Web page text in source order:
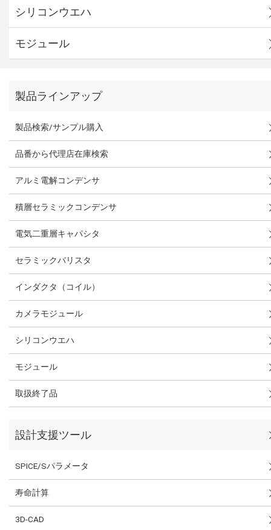
シリコンウエハ
モジュール
製品ラインアップ
製品検索/サンプル購入
品番から代理店在庫検索
アルミ電解コンデンサ
積層セラミックコンデンサ
電気二重層キャパシタ
セラミックバリスタ
インダクタ（コイル）
カメラモジュール
シリコンウエハ
モジュール
取扱終了品
設計支援ツール
SPICE/Sパラメータ
寿命計算
3D-CAD